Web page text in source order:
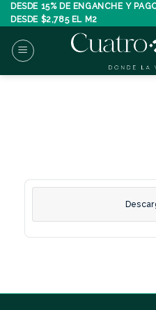
Skip
to
content
DESDE 15% DE ENGANCHE Y
DESDE $2,785 EL M2